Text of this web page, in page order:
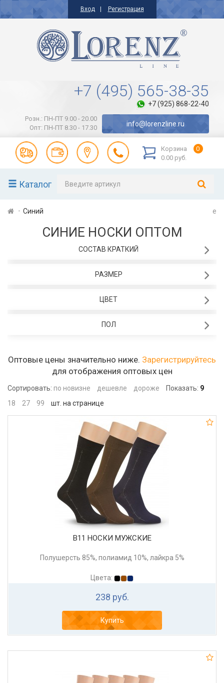
Вход Регистрация
+7 (495) 565-38-35
+7 (925) 868-22-40
Розн.: ПН-ПТ 9.00 - 20.00
Опт: ПН-ПТ 8.30 - 17.30
info@lorenzline.ru
Корзина
0
0.00 руб.
Каталог
Синий e
СИНИЕ НОСКИ ОПТОМ
СОСТАВ КРАТКИЙ
РАЗМЕР
ЦВЕТ
ПОЛ
Оптовые цены значительно ниже. Зарегистрируйтесь
для отображения оптовых цен
Сортировать: по новизне дешевле дороже Показать: 9
18
27 99 шт. на странице
В11 НОСКИ МУЖСКИЕ
Полушерсть 85%, полиамид 10%, лайкра 5%
Цвета:
238 руб.
Купить